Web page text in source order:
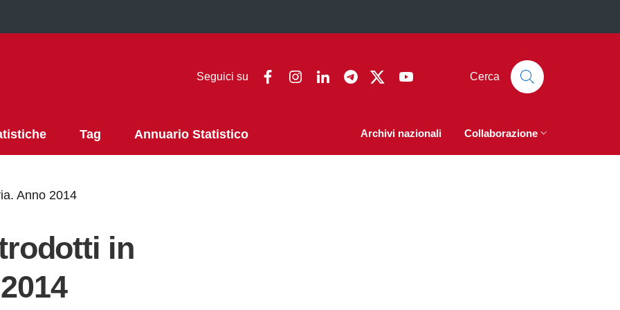
Seguici su FacebookInstagramLinkedinTelegram
Twitter Cerca
Tag Annuario Statistico Archivi nazionali Collaborazione
Anno 2014
in